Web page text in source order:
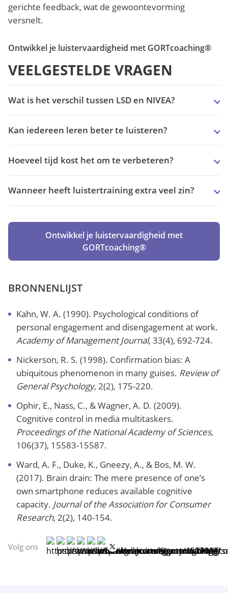
gerichte feedback, wat de gewoontevorming
versnelt.
Ontwikkel je luistervaardigheid met GORTcoaching®
VEELGESTELDE VRAGEN
Wat is het verschil tussen LSD en NIVEA?
Kan iedereen leren beter te luisteren?
Hoeveel tijd kost het om te verbeteren?
Wanneer heeft luistertraining extra veel zin?
Ontwikkel je luistervaardigheid met
GORTcoaching®
BRONNENLIJST
Kahn, W. A. (1990). Psychological conditions of
personal engagement and disengagement at work.
Academy of Management Journal, 33(4), 692-724.
Nickerson, R. S. (1998). Confirmation bias: A
ubiquitous phenomenon in many guises. Review of
General Psychology, 2(2), 175-220.
Ophir, E., Nass, C., & Wagner, A. D. (2009).
Cognitive control in media multitaskers.
Proceedings of the National Academy of Sciences,
106(37), 15583-15587.
Ward, A. F., Duke, K., Gneezy, A., & Bos, M. W.
(2017). Brain drain: The mere presence of one’s
own smartphone reduces available cognitive
capacity. Journal of the Association for Consumer
Research, 2(2), 140-154.
Volg ons